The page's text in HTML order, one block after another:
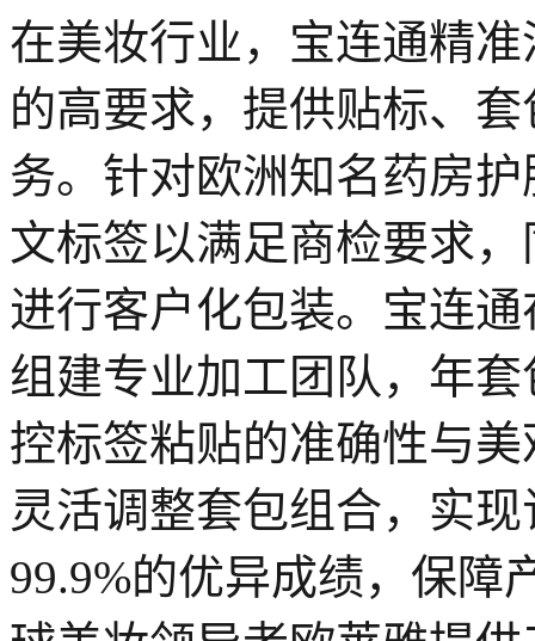
在美妆行业，宝连通精
的高要求，提供贴标、
务。针对欧洲知名药房
文标签以满足商检要求
进行客户化包装。宝连
组建专业加工团队，年
控标签粘贴的准确性与
灵活调整套包组合，实
99.9%的优异成绩，保障